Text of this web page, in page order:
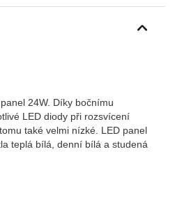
24W. Díky bočnímu
LED diody při rozsvícení
také velmi nízké. LED panel
teplá bílá, denní bílá a studená